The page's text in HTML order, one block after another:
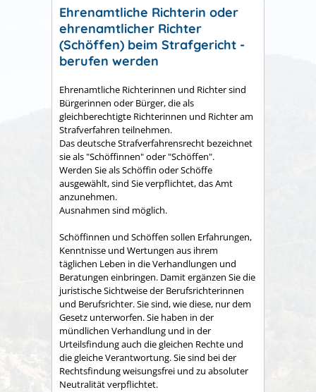
Ehrenamtliche Richterin oder
ehrenamtlicher Richter
(Schöffen) beim Strafgericht -
berufen werden
Ehrenamtliche Richterinnen und Richter sind
Bürgerinnen oder Bürger, die als
gleichberechtigte Richterinnen und Richter am
Strafverfahren teilnehmen.
Das deutsche Strafverfahrensrecht bezeichnet
sie als "Schöffinnen" oder "Schöffen".
Werden Sie als Schöffin oder Schöffe
ausgewählt, sind Sie verpflichtet, das Amt
anzunehmen.
Ausnahmen sind möglich.
Schöffinnen und Schöffen sollen Erfahrungen,
Kenntnisse und Wertungen aus ihrem
täglichen Leben in die Verhandlungen und
Beratungen einbringen. Damit ergänzen Sie die
juristische Sichtweise der Berufsrichterinnen
und Berufsrichter. Sie sind, wie diese, nur dem
Gesetz unterworfen. Sie haben in der
mündlichen Verhandlung und in der
Urteilsfindung auch die gleichen Rechte und
die gleiche Verantwortung. Sie sind bei der
Rechtsfindung weisungsfrei und zu absoluter
Neutralität verpflichtet.